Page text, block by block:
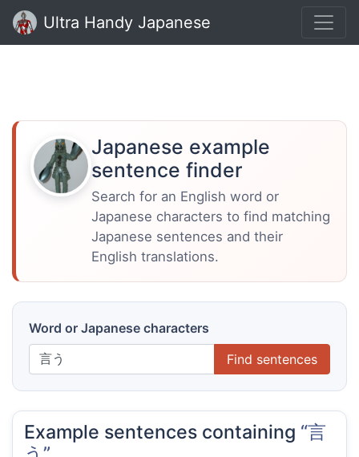
Ultra Handy Japanese
Japanese example
sentence finder
Search for an English word or
Japanese characters to find matching
Japanese sentences and their
English translations.
Word or Japanese characters
Find sentences
Example sentences containing “言